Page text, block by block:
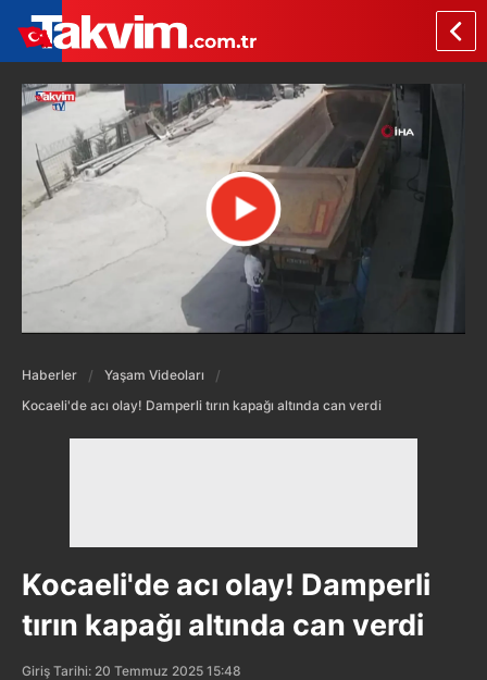
Haberler
Yaşam Videoları
Kocaeli'de acı olay! Damperli tırın kapağı altında can verdi
Kocaeli'de acı olay! Damperli
tırın kapağı altında can verdi
Giriş Tarihi: 20 Temmuz 2025 15:48